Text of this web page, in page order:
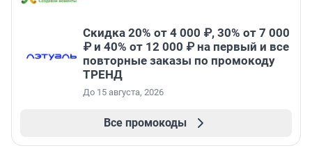
Скидка 20% от 4 000 ₽, 30% от 7 000
₽ и 40% от 12 000 ₽ на первый и все
повторные заказы по промокоду
ТРЕНД
До 15 августа, 2026
Все промокоды